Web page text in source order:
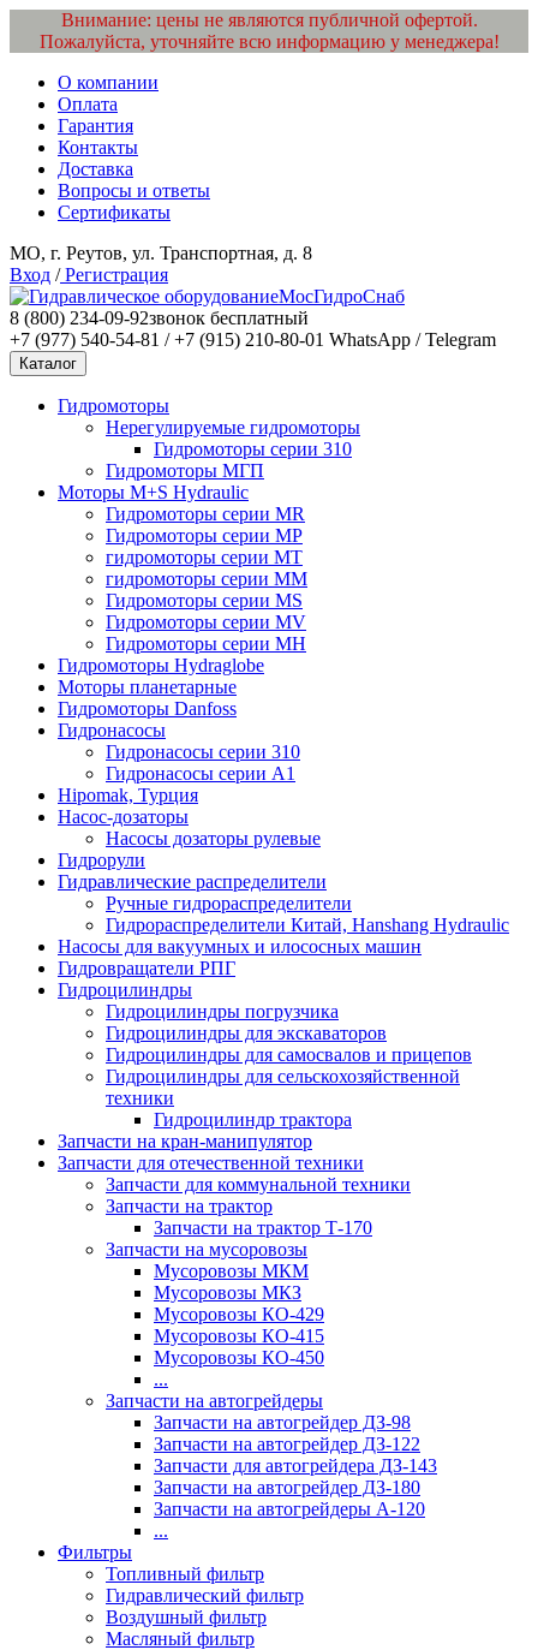
Внимание: цены не являются публичной офертой.
Пожалуйста, уточняйте всю информацию у менеджера!
О компании
Оплата
Гарантия
Контакты
Доставка
Вопросы и ответы
Сертификаты
МО, г. Реутов, ул. Транспортная, д. 8
Вход /Регистрация
МосГидроСнаб
8 (800) 234-09-92звонок бесплатный
+7 (977) 540-54-81 / +7 (915) 210-80-01 WhatsApp / Telegram
Каталог
Гидромоторы
Нерегулируемые гидромоторы
Гидромоторы серии 310
Гидромоторы МГП
Моторы M+S Hydraulic
Гидромоторы серии MR
Гидромоторы серии MP
гидромоторы серии MT
гидромоторы серии MM
Гидромоторы серии MS
Гидромоторы серии MV
Гидромоторы серии MH
Гидромоторы Hydraglobe
Моторы планетарные
Гидромоторы Danfoss
Гидронасосы
Гидронасосы серии 310
Гидронасосы серии А1
Hipomak, Турция
Насос-дозаторы
Насосы дозаторы рулевые
Гидрорули
Гидравлические распределители
Ручные гидрораспределители
Гидрораспределители Китай, Hanshang Hydraulic
Насосы для вакуумных и илососных машин
Гидровращатели РПГ
Гидроцилиндры
Гидроцилиндры погрузчика
Гидроцилиндры для экскаваторов
Гидроцилиндры для самосвалов и прицепов
Гидроцилиндры для сельскохозяйственной
техники
Гидроцилиндр трактора
Запчасти на кран-манипулятор
Запчасти для отечественной техники
Запчасти для коммунальной техники
Запчасти на трактор
Запчасти на трактор Т-170
Запчасти на мусоровозы
Мусоровозы МКМ
Мусоровозы МКЗ
Мусоровозы КО-429
Мусоровозы КО-415
Мусоровозы КО-450
...
Запчасти на автогрейдеры
Запчасти на автогрейдер ДЗ-98
Запчасти на автогрейдер ДЗ-122
Запчасти для автогрейдера ДЗ-143
Запчасти на автогрейдер ДЗ-180
Запчасти на автогрейдеры А-120
...
Фильтры
Топливный фильтр
Гидравлический фильтр
Воздушный фильтр
Масляный фильтр